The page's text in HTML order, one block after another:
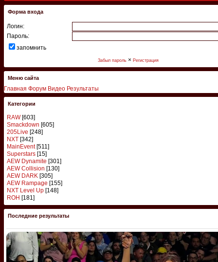
Форма входа
Логин:
Пароль:
запомнить
Забыл пароль × Регистрация
Меню сайта
Главная Форум Видео Результаты
Категории
RAW [603]
Smackdown [605]
205Live [248]
NXT [342]
MainEvent [511]
Superstars [15]
AEW Dynamite [301]
AEW Collision [130]
AEW DARK [305]
AEW Rampage [155]
NXT Level Up [148]
ROH [181]
Последние результаты